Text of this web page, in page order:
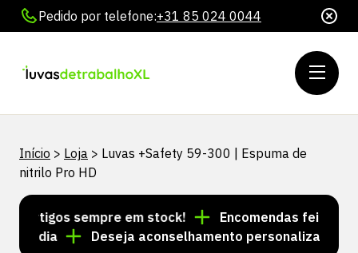
Pedido por telefone:+31 85 024 0044
Início > Loja > Luvas +Safety 59-300 | Espuma de
nitrilo Pro HD
sempre em stock!
Encomendas feitas até
Deseja aconselhamento personalizado?